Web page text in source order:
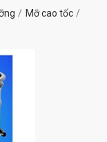
Mỡ cao tốc